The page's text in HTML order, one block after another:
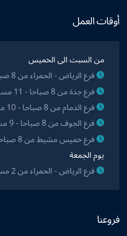
أوقات العمل
من السبت الى الخميس
فرع الرياض - الحمراء من 8 صباحا - 11 مساءا
فرع جدة من 8 صباحا - 11 مساءا
فرع الدمام من 8 صباحا - 10 مساءا
فرع الجوف من 8 صباحا - 9 مساءا
فرع خميس مشيط من 8 صباحا - 10 مساءا
يوم الجمعة
فرع الرياض - الحمراء من 2 مساءا - 11 مساءا
فروعنا